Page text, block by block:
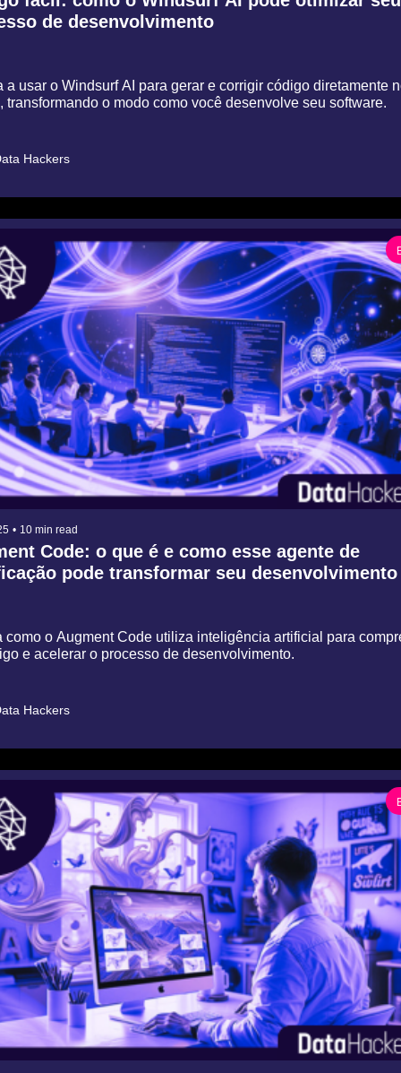
de desenvolvimento
a usar o Windsurf AI para gerar e corrigir código diretamente
transformando o modo como você desenvolve seu software.
Hackers
• 10 min read
Code: o que é e como esse agente de
pode transformar seu desenvolvimento
como o Augment Code utiliza inteligência artificial para
e acelerar o processo de desenvolvimento.
Hackers